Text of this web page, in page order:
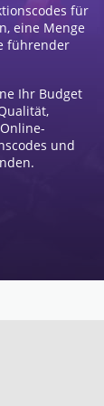
für
eine Menge
führender
Ihr Budget
und